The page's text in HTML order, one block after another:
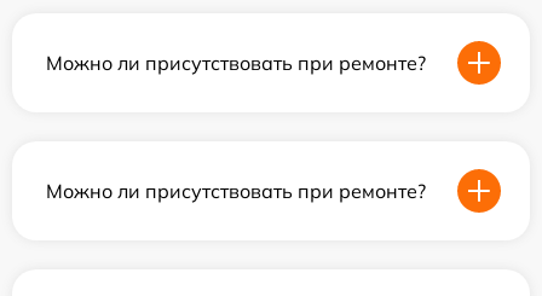
Можно ли присутствовать при ремонте?
Можно ли присутствовать при ремонте?